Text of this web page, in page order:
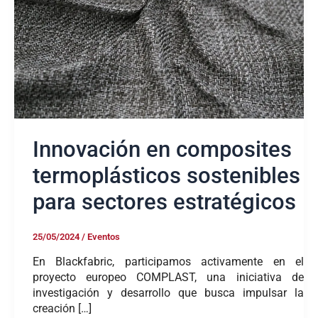
Innovación en composites
termoplásticos sostenibles
para sectores estratégicos
25/05/2024 / Eventos
En Blackfabric, participamos activamente en el
proyecto europeo COMPLAST, una iniciativa de
investigación y desarrollo que busca impulsar la
creación […]
para
sectores
estratégicos